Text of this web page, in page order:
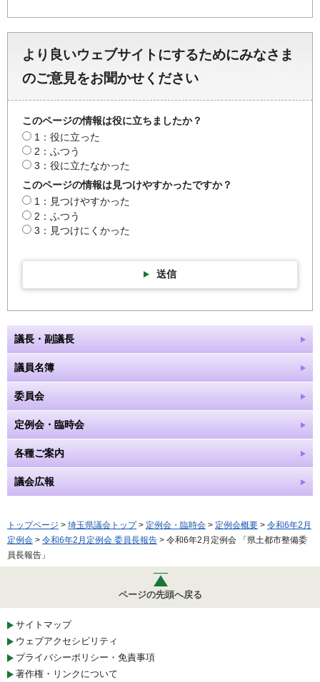
より良いウェブサイトにするためにみなさま
のご意見をお聞かせください
このページの情報は役に立ちましたか？
1：役に立った
2：ふつう
3：役に立たなかった
このページの情報は見つけやすかったですか？
1：見つけやすかった
2：ふつう
3：見つけにくかった
送信
議長・副議長
議員名簿
委員会
定例会・臨時会
各種ご案内
議会広報
トップページ > 埼玉県議会トップ> 定例会・臨時会 > 定例会概要 > 令和6年2月
定例会 > 令和6年2月定例会 委員長報告 > 令和6年2月定例会 「県土都市整備委
員長報告」
ページの先頭へ戻る
サイトマップ
ウェブアクセシビリティ
プライバシーポリシー・免責事項
著作権・リンクについて